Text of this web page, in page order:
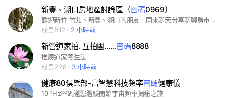
新豐、湖口房地產討論區（密碼0969）
歡迎新竹 竹北、新豐、湖口的朋友一同來聊天分享聊聊房市 切忌網路找工作、投資新社群多為詐騙。 多思考多詢問，不要被詐騙了 #新豐#湖口#松林#山崎#忠孝#新豐火車站#湖口火車站#王爺壟#新湖口#湖口老街#新竹#竹北#房價#房市#買房#賣房#竹北火車站#竹北高鐵#竹北水岸#新埔#新豐鄉公所#新豐新庄子#新庄子#新庄子夜市#池府王爺廟#坪頂#福陽#浦和#維東#北湖車站#新豐租屋#湖口租屋#新豐買屋#竹北買屋#湖口買屋#坪頂重劃區#福陽重劃區#松林國小#松林學區#新豐火車站#住商不動產#大家房屋#永慶房屋#台慶房屋#信義房屋#有巢氏房屋#明星重劃區#上德湛#明星匯#富宇建設#明新樂#松林重劃區#山崎重劃區#忠孝重劃區#新竹房市#新豐房市#湖口訪視#王爺壟重劃區#新庄子重劃區
成員512
2 小時前
新營道家拍. 互拍團……密碼8888
推廣道家養生法.
成員228
3 小時前
健康80俱樂部-富智慧科技頻率密碼健康儀
10¹²Hz密碼邀您體驗開始宇宙頻率揭秘之旅